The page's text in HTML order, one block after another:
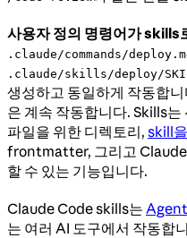
사용자 정의 명령어가 skills
.claude/commands/
.claude/skills/deploy/
생성하고 동일하게 작동합니
은 계속 작동합니다. Skills
파일을 위한 디렉토리, skill
frontmatter, 그리고 Claude
할 수 있는 기능입니다.
Claude Code skills는
는 여러 AI 도구에서 작동합